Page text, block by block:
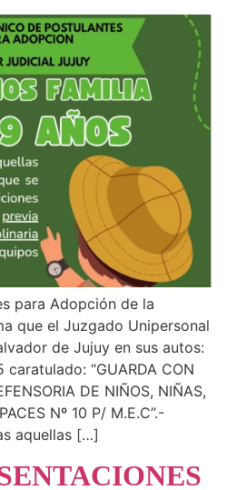
para Adopción de la
que el Juzgado Unipersonal
de Jujuy en sus autos:
“GUARDA CON
DE NIÑOS, NIÑAS,
Nº 10 P/ M.E.C”.-
aquellas […]